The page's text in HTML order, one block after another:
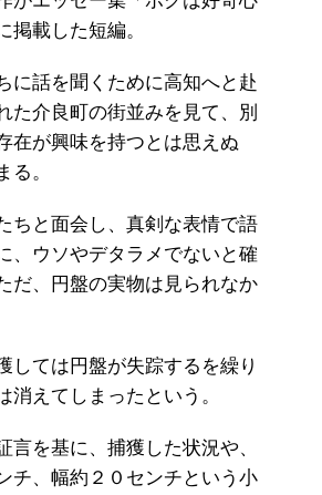
掲載した短編。
に話を聞くために高知へと赴
た介良町の街並みを見て、別
在が興味を持つとは思えぬ
る。
ちと面会し、真剣な表情で語
、ウソやデタラメでないと確
だ、円盤の実物は見られなか
しては円盤が失踪するを繰り
消えてしまったという。
言を基に、捕獲した状況や、
チ、幅約２０センチという小